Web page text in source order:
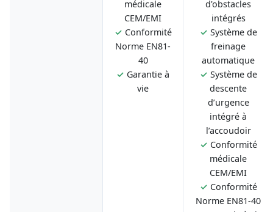
médicale
CEM/EMI
✓ Conformité
Norme EN81-
40
✓ Garantie à
vie
d'obstacles
intégrés
✓ Système de
freinage
automatique
✓ Système de
descente
d’urgence
intégré à
l’accoudoir
✓ Conformité
médicale
CEM/EMI
✓ Conformité
Norme EN81-40